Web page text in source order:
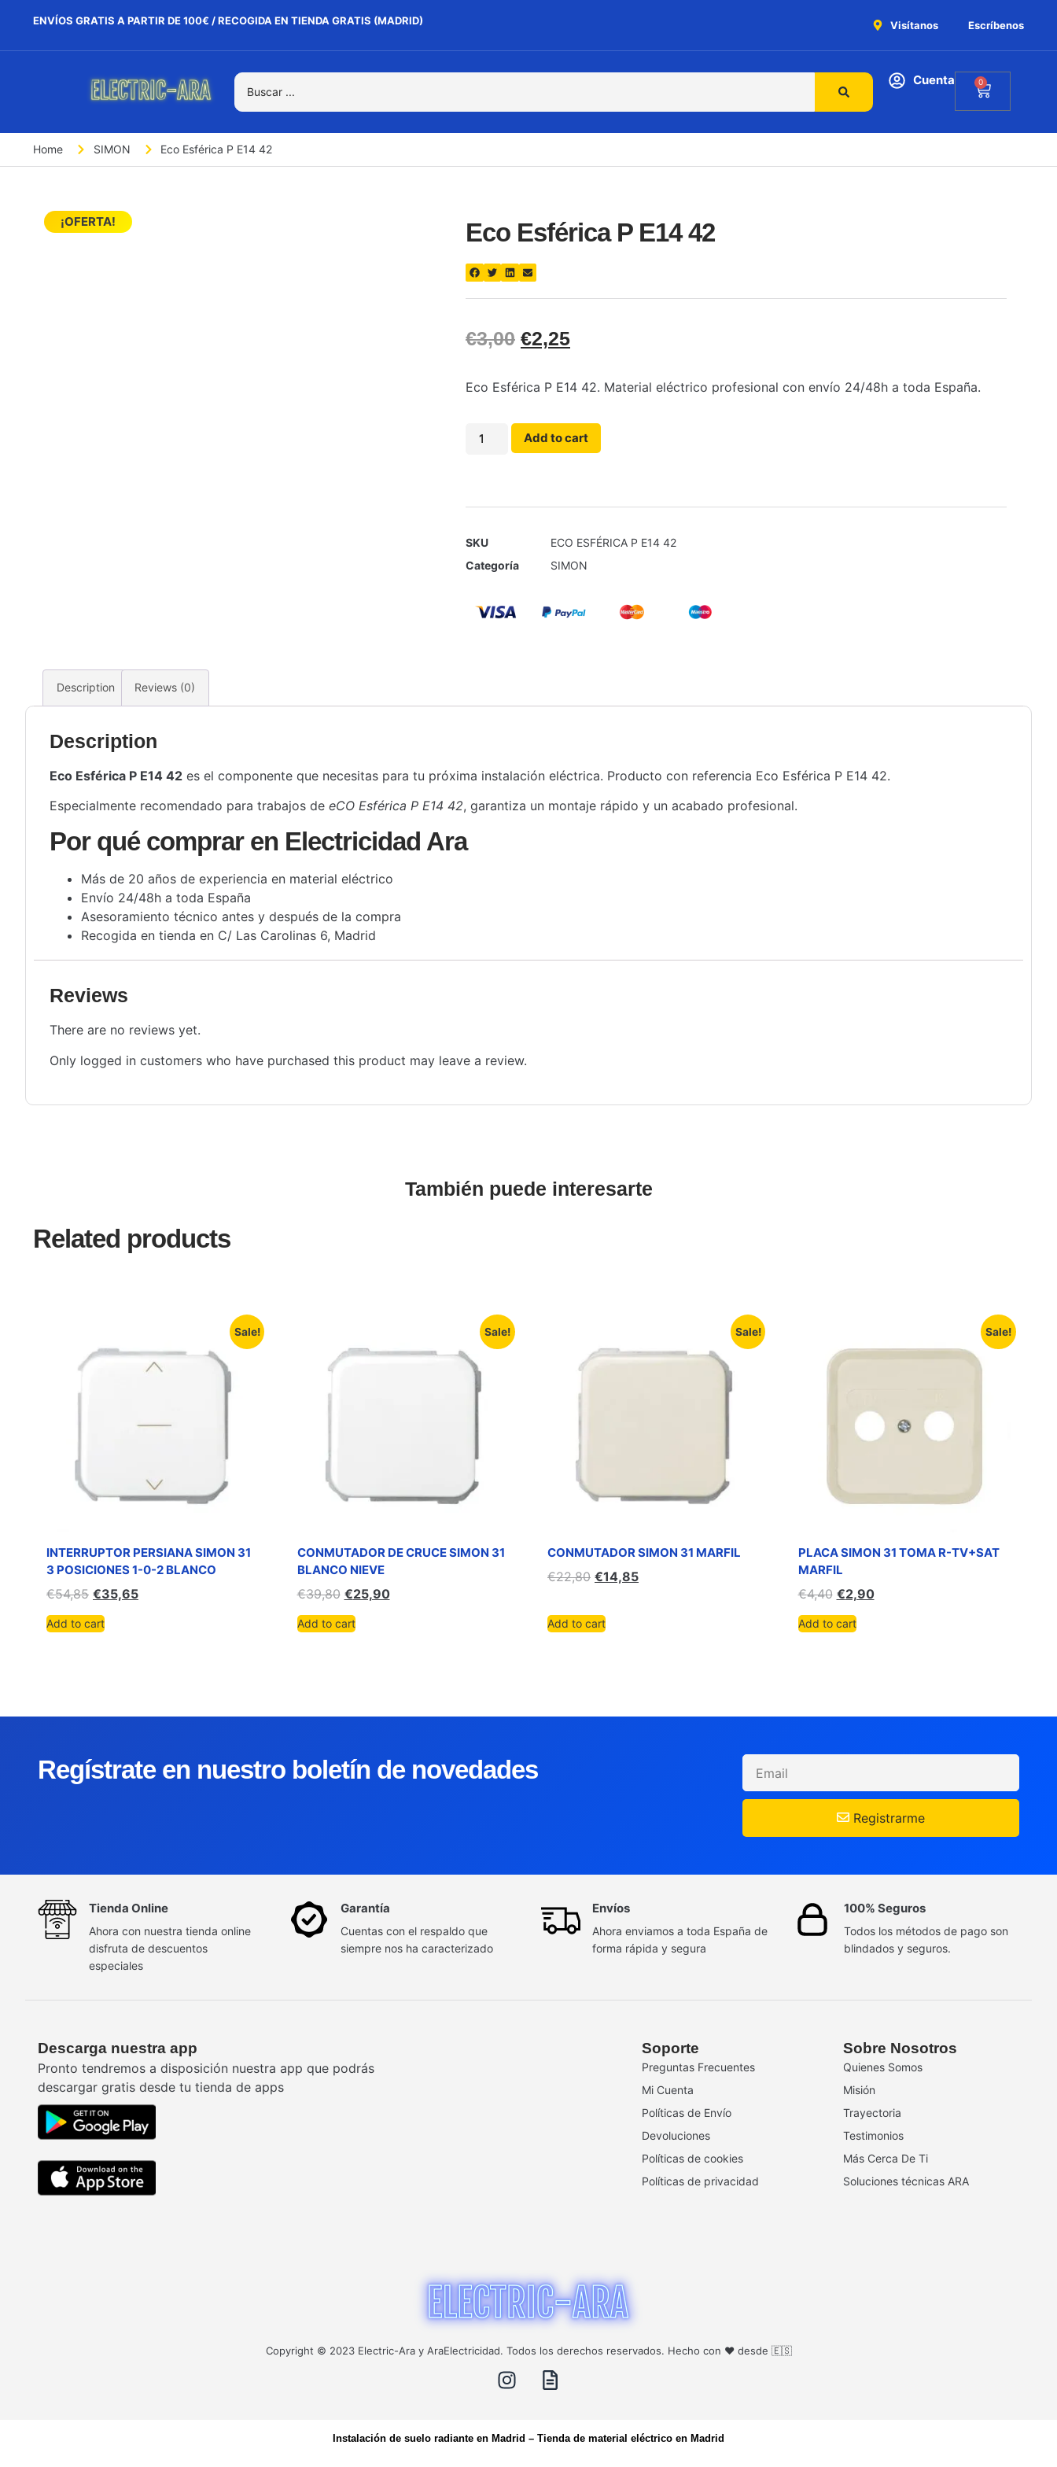
ENVÍOS GRATIS A PARTIR DE 100€ / RECOGIDA EN TIENDA GRATIS (MADRID) Visítanos Escríbenos
Cuenta 0
Home SIMON Eco Esférica P E14 42
¡OFERTA! Eco Esférica P E14 42
€3,00 €2,25
Eco Esférica P E14 42. Material eléctrico profesional con envío 24/48h a toda España.
Add to cart
SKU
ECO ESFÉRICA P E14 42
Categoría
SIMON
Description Reviews (0)
Description
Eco Esférica P E14 42 es el componente que necesitas para tu próxima instalación eléctrica. Producto con referencia Eco Esférica P E14 42.
Especialmente recomendado para trabajos de eCO Esférica P E14 42, garantiza un montaje rápido y un acabado profesional.
Por qué comprar en Electricidad Ara
Más de 20 años de experiencia en material eléctrico
Envío 24/48h a toda España
Asesoramiento técnico antes y después de la compra
Recogida en tienda en C/ Las Carolinas 6, Madrid
Reviews
There are no reviews yet.
Only logged in customers who have purchased this product may leave a review.
También puede interesarte
Related products
Sale!
INTERRUPTOR PERSIANA SIMON 31
3 POSICIONES 1-0-2 BLANCO
€54,85 €35,65
Add to cart
Sale!
CONMUTADOR DE CRUCE SIMON 31
BLANCO NIEVE
€39,80 €25,90
Add to cart
Sale!
CONMUTADOR SIMON 31 MARFIL
€22,80 €14,85
Add to cart
Sale!
PLACA SIMON 31 TOMA R-TV+SAT
MARFIL
€4,40 €2,90
Add to cart
Regístrate en nuestro boletín de novedades
Registrarme
Tienda Online
Ahora con nuestra tienda online
disfruta de descuentos
especiales
Garantía
Cuentas con el respaldo que
siempre nos ha caracterizado
Envíos
Ahora enviamos a toda España de
forma rápida y segura
100% Seguros
Todos los métodos de pago son
blindados y seguros.
Descarga nuestra app
Pronto tendremos a disposición nuestra app que podrás
descargar gratis desde tu tienda de apps
Soporte
Preguntas Frecuentes
Mi Cuenta
Políticas de Envío
Devoluciones
Políticas de cookies
Políticas de privacidad
Sobre Nosotros
Quienes Somos
Misión
Trayectoria
Testimonios
Más Cerca De Ti
Soluciones técnicas ARA
Copyright © 2023 Electric-Ara y AraElectricidad. Todos los derechos reservados. Hecho con ❤️ desde 🇪🇸
Instalación de suelo radiante en Madrid – Tienda de material eléctrico en Madrid